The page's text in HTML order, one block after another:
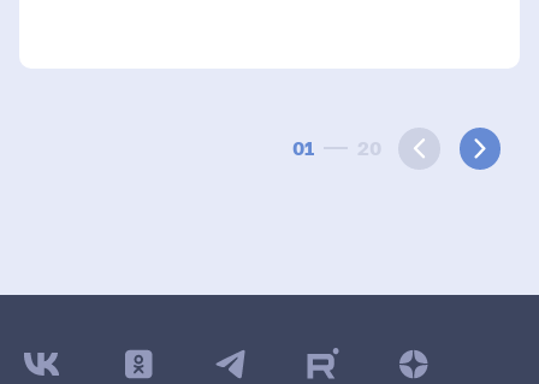
01 20